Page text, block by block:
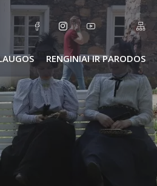
RENGINIAI IR PARODOS